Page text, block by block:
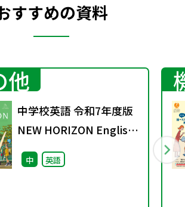
すすめの資料
他
中学校英語 令和7年度版
NEW HORIZON English
Course 単語の移行対
応資料
中 英語